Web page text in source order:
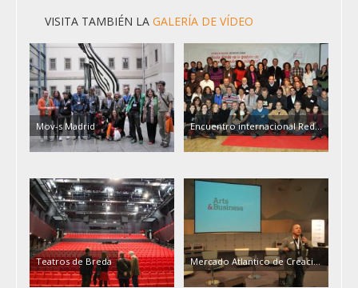
VISITA TAMBIÉN LA GALERÍA DE VÍDEO
Mov-s Madrid Encuentro internacional Red…
Teatros de Breda Mercado Atlantico de Creaci…